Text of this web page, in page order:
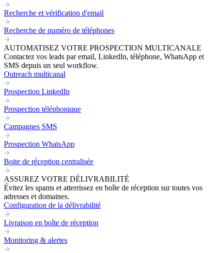
Recherche et vérification d'email
Recherche de numéro de téléphones
AUTOMATISEZ VOTRE PROSPECTION MULTICANALE
Contactez vos leads par email, LinkedIn, téléphone, WhatsApp et
SMS depuis un seul workflow.
Outreach multicanal
Prospection LinkedIn
Prospection téléphonique
Campagnes SMS
Prospection WhatsApp
Boite de réception centralisée
ASSUREZ VOTRE DÉLIVRABILITÉ
Évitez les spams et atterrissez en boîte de réception sur toutes vos
adresses et domaines.
Configuration de la délivrabilité
Livraison en boîte de réception
Monitoring & alertes